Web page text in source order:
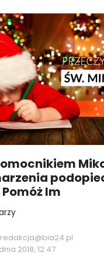
Im
redakcja@bia24.pl
2018, 12:47